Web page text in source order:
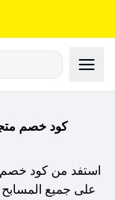
على جميع